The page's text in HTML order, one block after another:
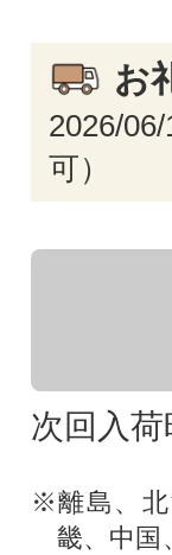
お
2026/
可）
次回入荷
※離島、北
畿、中国